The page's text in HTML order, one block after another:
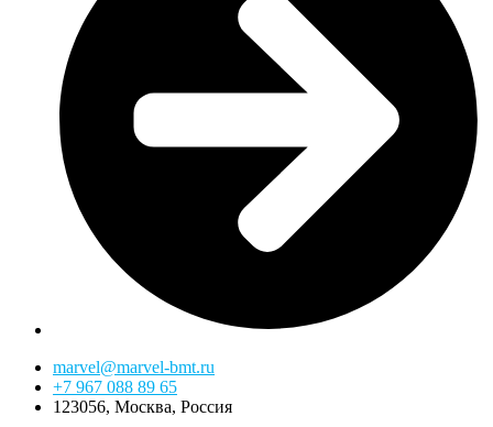
marvel@marvel-bmt.ru
+7 967 088 89 65
123056, Москва, Россия